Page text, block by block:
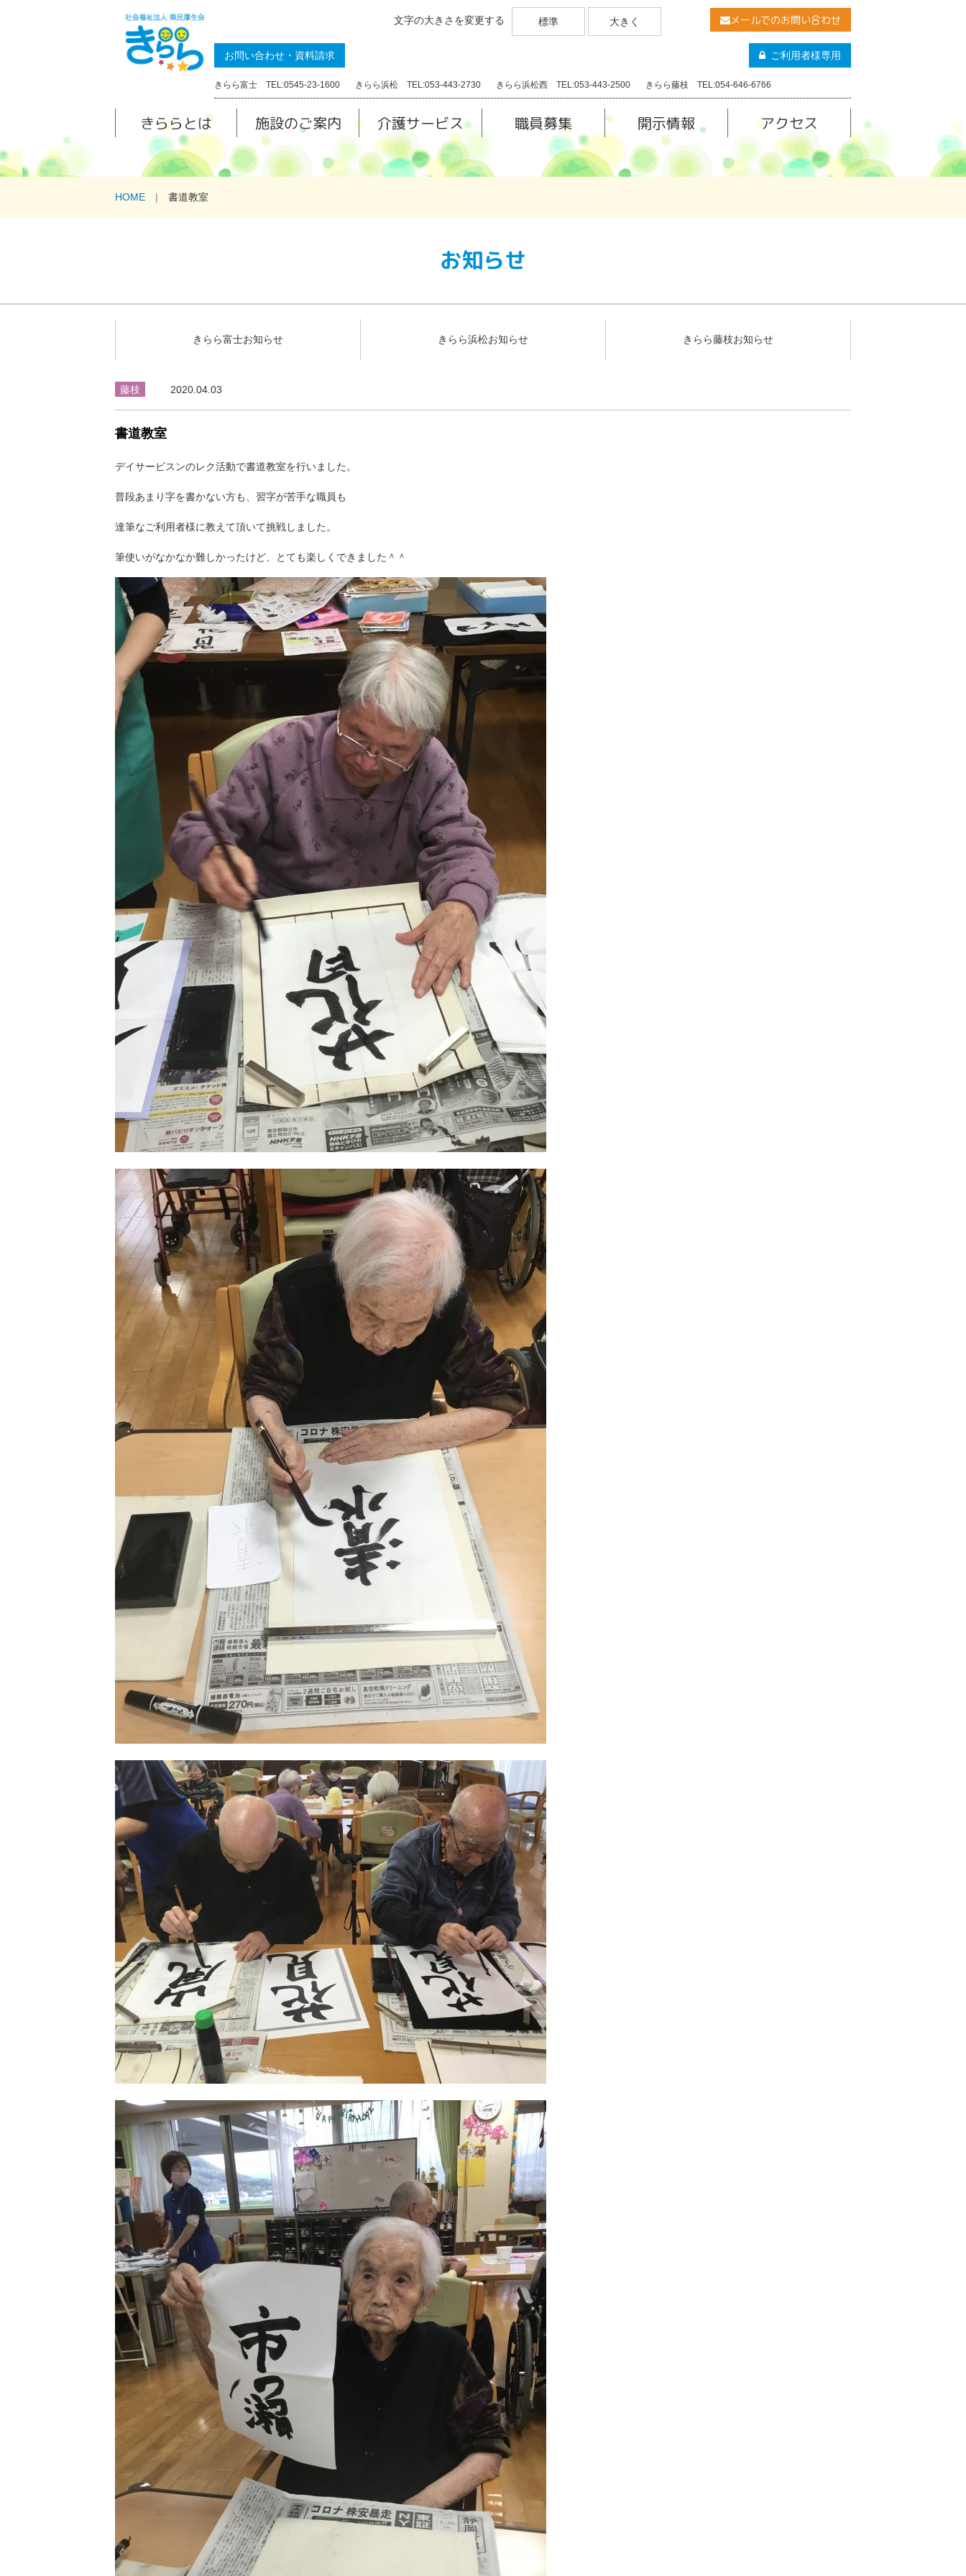
文字の大きさを変更する 標準 大きく メールでのお問い合わせ
お問い合わせ・資料請求 ご利用者様専用
きらら富士 TEL:0545-23-1600 きらら浜松 TEL:053-443-2730 きらら浜松西 TEL:053-443-2500 きらら藤枝 TEL:054-646-6766
きららとは 施設のご案内 介護サービス 職員募集 開示情報 アクセス
HOME 書道教室
お知らせ
きらら富士お知らせ きらら浜松お知らせ きらら藤枝お知らせ
藤枝 2020.04.03
書道教室
デイサービスンのレク活動で書道教室を行いました。
普段あまり字を書かない方も、習字が苦手な職員も
達筆なご利用者様に教えて頂いて挑戦しました。
筆使いがなかなか難しかったけど、とても楽しくできました＾＾